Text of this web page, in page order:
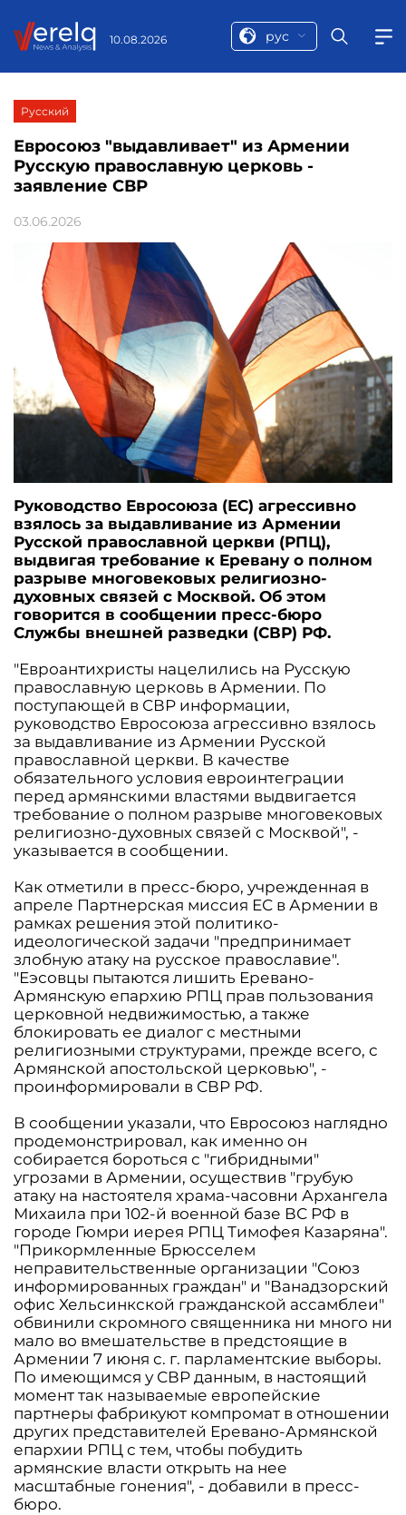
10.08.2026 рус
Русский
Евросоюз "выдавливает" из Армении
Русскую православную церковь -
заявление СВР
03.06.2026
Руководство Евросоюза (ЕС) агрессивно
взялось за выдавливание из Армении
Русской православной церкви (РПЦ),
выдвигая требование к Еревану о полном
разрыве многовековых религиозно-
духовных связей с Москвой. Об этом
говорится в сообщении пресс-бюро
Службы внешней разведки (СВР) РФ.
"Евроантихристы нацелились на Русскую
православную церковь в Армении. По
поступающей в СВР информации,
руководство Евросоюза агрессивно взялось
за выдавливание из Армении Русской
православной церкви. В качестве
обязательного условия евроинтеграции
перед армянскими властями выдвигается
требование о полном разрыве многовековых
религиозно-духовных связей с Москвой", -
указывается в сообщении.
Как отметили в пресс-бюро, учрежденная в
апреле Партнерская миссия ЕС в Армении в
рамках решения этой политико-
идеологической задачи "предпринимает
злобную атаку на русское православие".
"Еэсовцы пытаются лишить Еревано-
Армянскую епархию РПЦ прав пользования
церковной недвижимостью, а также
блокировать ее диалог с местными
религиозными структурами, прежде всего, с
Армянской апостольской церковью", -
проинформировали в СВР РФ.
В сообщении указали, что Евросоюз наглядно
продемонстрировал, как именно он
собирается бороться с "гибридными"
угрозами в Армении, осуществив "грубую
атаку на настоятеля храма-часовни Архангела
Михаила при 102-й военной базе ВС РФ в
городе Гюмри иерея РПЦ Тимофея Казаряна".
"Прикормленные Брюсселем
неправительственные организации "Союз
информированных граждан" и "Ванадзорский
офис Хельсинкской гражданской ассамблеи"
обвинили скромного священника ни много ни
мало во вмешательстве в предстоящие в
Армении 7 июня с. г. парламентские выборы.
По имеющимся у СВР данным, в настоящий
момент так называемые европейские
партнеры фабрикуют компромат в отношении
других представителей Еревано-Армянской
епархии РПЦ с тем, чтобы побудить
армянские власти открыть на нее
масштабные гонения", - добавили в пресс-
бюро.